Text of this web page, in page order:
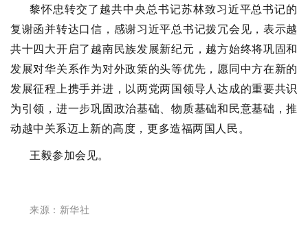
黎怀忠转交了越共中央总书记苏林致习近平总书记的
复谢函并转达口信，感谢习近平总书记拨冗会见，表示越
共十四大开启了越南民族发展新纪元，越方始终将巩固和
发展对华关系作为对外政策的头等优先，愿同中方在新的
发展征程上携手并进，以两党两国领导人达成的重要共识
为引领，进一步巩固政治基础、物质基础和民意基础，推
动越中关系迈上新的高度，更多造福两国人民。
王毅参加会见。
来源：新华社